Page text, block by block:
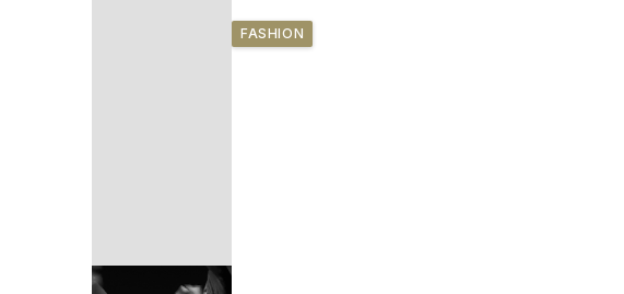
FASHION